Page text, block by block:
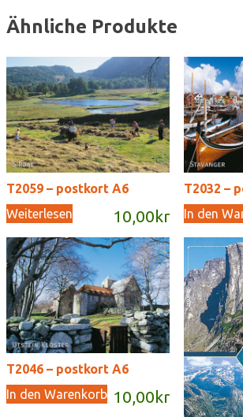
Ähnliche Produkte
T2059 – postkort A6
10,00 kr
Weiterlesen
T2032 –
In den
T2046 – postkort A6
10,00 kr
In den Warenkorb